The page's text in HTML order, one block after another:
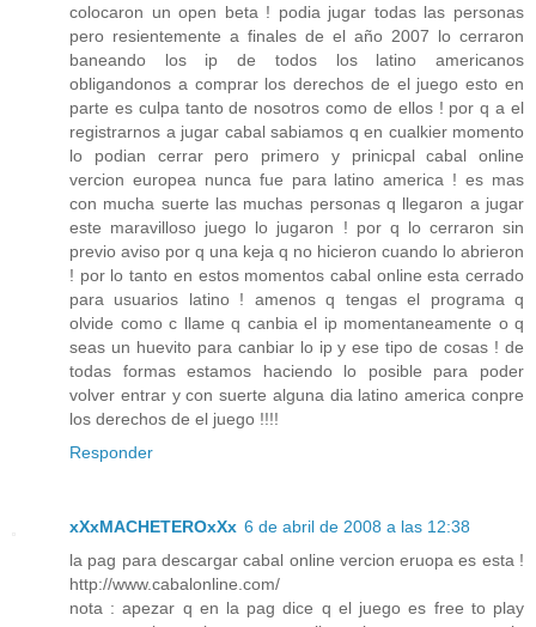
colocaron un open beta ! podia jugar todas las personas
pero resientemente a finales de el año 2007 lo cerraron
baneando los ip de todos los latino americanos
obligandonos a comprar los derechos de el juego esto en
parte es culpa tanto de nosotros como de ellos ! por q a el
registrarnos a jugar cabal sabiamos q en cualkier momento
lo podian cerrar pero primero y prinicpal cabal online
vercion europea nunca fue para latino america ! es mas
con mucha suerte las muchas personas q llegaron a jugar
este maravilloso juego lo jugaron ! por q lo cerraron sin
previo aviso por q una keja q no hicieron cuando lo abrieron
! por lo tanto en estos momentos cabal online esta cerrado
para usuarios latino ! amenos q tengas el programa q
olvide como c llame q canbia el ip momentaneamente o q
seas un huevito para canbiar lo ip y ese tipo de cosas ! de
todas formas estamos haciendo lo posible para poder
volver entrar y con suerte alguna dia latino america conpre
los derechos de el juego !!!!
Responder
xXxMACHETEROxXx 6 de abril de 2008 a las 12:38
la pag para descargar cabal online vercion eruopa es esta !
http://www.cabalonline.com/
nota : apezar q en la pag dice q el juego es free to play